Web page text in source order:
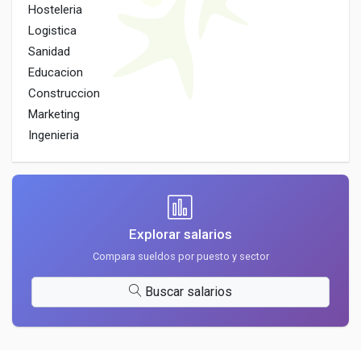
Hosteleria
Logistica
Sanidad
Educacion
Construccion
Marketing
Ingenieria
Explorar salarios
Compara sueldos por puesto y sector
Buscar salarios